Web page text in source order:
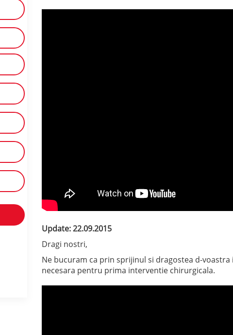
Update: 22.09.2015
Dragi nostri,
Ne bucuram ca prin sprijinul si dragostea d-
necesara pentru prima interventie chirurgicala.